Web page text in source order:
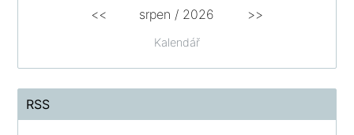
Kalendář
<< srpen / 2026 >>
RSS